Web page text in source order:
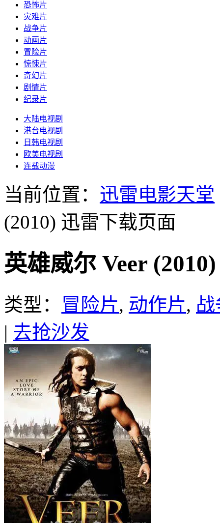
恐怖片
灾难片
战争片
动画片
冒险片
惊悚片
奇幻片
剧情片
纪录片
大陆电视剧
港台电视剧
日韩电视剧
欧美电视剧
连载动漫
当前位置： 迅雷电影天堂
(2010) 迅雷下载页面
英雄威尔 Veer
类型： 冒险片, 动作片,
| 去抢沙发